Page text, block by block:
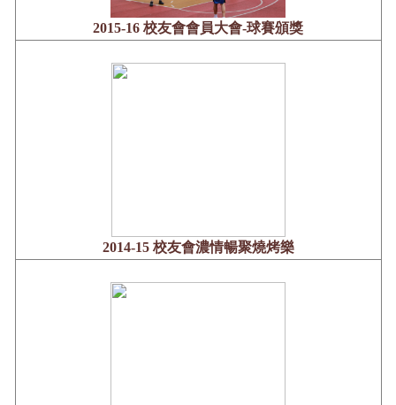
2015-16 校友會會員大會-球賽頒獎
2014-15 校友會濃情暢聚燒烤樂